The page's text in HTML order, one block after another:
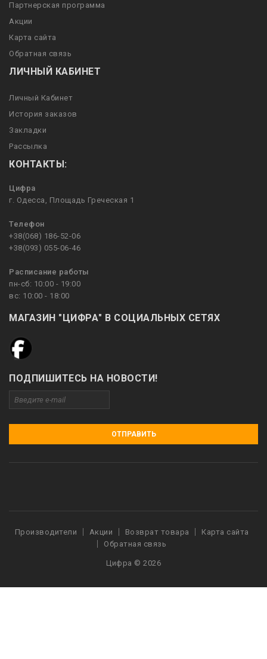
Партнерская программа
Акции
Карта сайта
Обратная связь
ЛИЧНЫЙ КАБИНЕТ
Личный Кабинет
История заказов
Закладки
Рассылка
КОНТАКТЫ:
Цифра
г. Одесса, Площадь Греческая 1
Телефон
+38(068) 186-52-06
+38(093) 055-06-46
Расписание работы
пн-сб: 10:00 - 19:00
вс: 10:00 - 18:00
МАГАЗИН "ЦИФРА" В СОЦИАЛЬНЫХ СЕТЯХ
ПОДПИШИТЕСЬ НА НОВОСТИ!
ОТПРАВИТЬ
Производители Акции Возврат товара
Карта сайта
Обратная связь
Цифра © 2026